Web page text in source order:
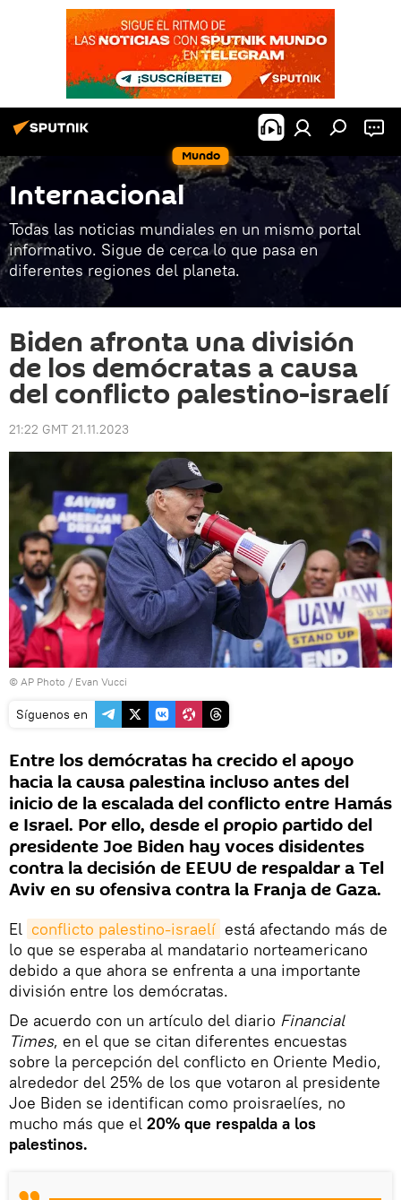
Mundo
Internacional
Todas las noticias mundiales en un mismo portal
informativo. Sigue de cerca lo que pasa en
diferentes regiones del planeta.
Biden afronta una división
de los demócratas a causa
del conflicto palestino-israelí
21:22 GMT 21.11.2023
© AP Photo / Evan Vucci
Síguenos en
Entre los demócratas ha crecido el apoyo
hacia la causa palestina incluso antes del
inicio de la escalada del conflicto entre Hamás
e Israel. Por ello, desde el propio partido del
presidente Joe Biden hay voces disidentes
contra la decisión de EEUU de respaldar a Tel
Aviv en su ofensiva contra la Franja de Gaza.
El conflicto palestino-israelí está afectando más de
lo que se esperaba al mandatario norteamericano
debido a que ahora se enfrenta a una importante
división entre los demócratas.
De acuerdo con un artículo del diario Financial
Times, en el que se citan diferentes encuestas
sobre la percepción del conflicto en Oriente Medio,
alrededor del 25% de los que votaron al presidente
Joe Biden se identifican como proisraelíes, no
mucho más que el 20% que respalda a los
palestinos.